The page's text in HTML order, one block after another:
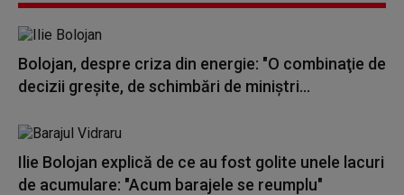
Bolojan, despre criza din energie: "O combinaţie de
decizii greşite, de schimbări de miniştri...
Ilie Bolojan explică de ce au fost golite unele lacuri
de acumulare: "Acum barajele se reumplu"